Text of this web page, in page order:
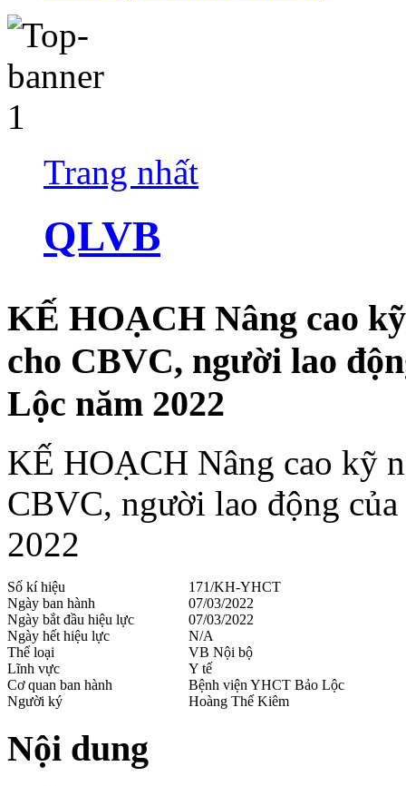
Trang nhất
QLVB
KẾ HOẠCH Nâng cao
cho CBVC, người lao
Lộc năm 2022
KẾ HOẠCH Nâng cao kỹ
CBVC, người lao động
2022
Số kí hiệu
171/KH-YHCT
Ngày ban hành
07/03/2022
Ngày bắt đầu hiệu lực
07/03/2022
Ngày hết hiệu lực
N/A
Thể loại
VB Nội bộ
Lĩnh vực
Y tế
Cơ quan ban hành
Bệnh viện YHCT Bảo Lộc
Người ký
Hoàng Thế Kiêm
Nội dung